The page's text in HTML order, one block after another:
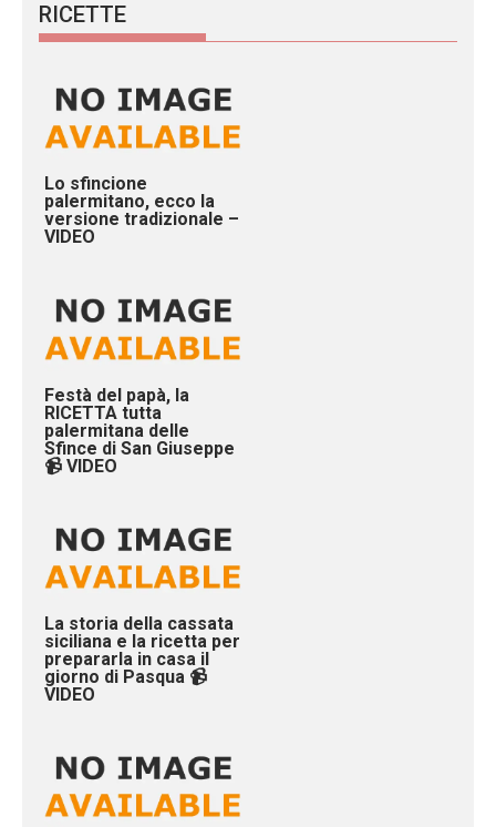
RICETTE
Lo sfincione
palermitano, ecco la
versione tradizionale –
VIDEO
Festà del papà, la
RICETTA tutta
palermitana delle
Sfince di San Giuseppe
📹 VIDEO
La storia della cassata
siciliana e la ricetta per
prepararla in casa il
giorno di Pasqua 📹
VIDEO